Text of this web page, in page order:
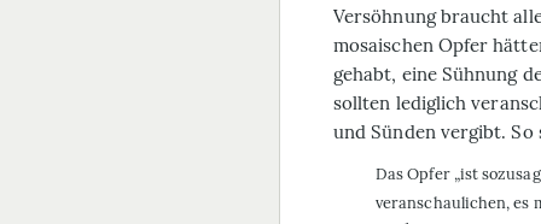
Versöhnung braucht
mosaischen Opfer
gehabt, eine Sühnung
sollten lediglich
und Sünden vergibt. So
Das Opfer „ist
veranschaulichen, es